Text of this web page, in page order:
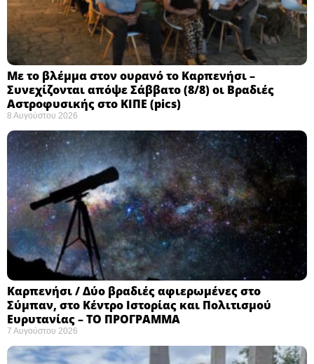
Με το βλέμμα στον ουρανό το Καρπενήσι –
Συνεχίζονται απόψε Σάββατο (8/8) οι Βραδιές
Αστροφυσικής στο ΚΙΠΕ (pics)
8 Αυγούστου 2026
Καρπενήσι / Δύο βραδιές αφιερωμένες στο
Σύμπαν, στο Κέντρο Ιστορίας και Πολιτισμού
Ευρυτανίας – ΤΟ ΠΡΟΓΡΑΜΜΑ
7 Αυγούστου 2026